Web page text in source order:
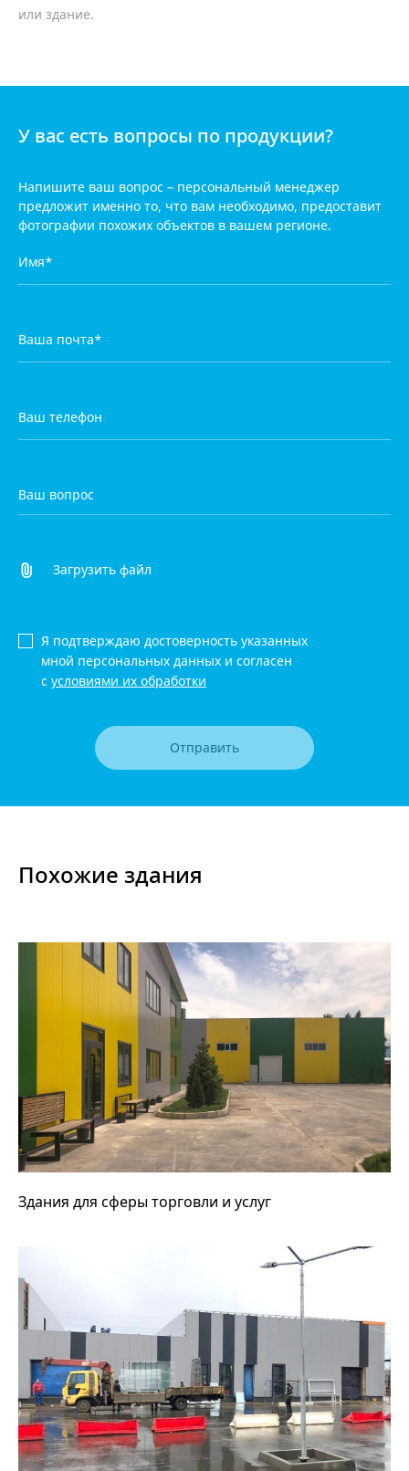
или здание.
У вас есть вопросы по продукции?
Напишите ваш вопрос – персональный менеджер
предложит именно то, что вам необходимо, предоставит
фотографии похожих объектов в вашем регионе.
Загрузить файл
Отправить
Я подтверждаю достоверность указанных
мной персональных данных и согласен
с условиями их обработки
Похожие здания
Здания для сферы торговли и услуг